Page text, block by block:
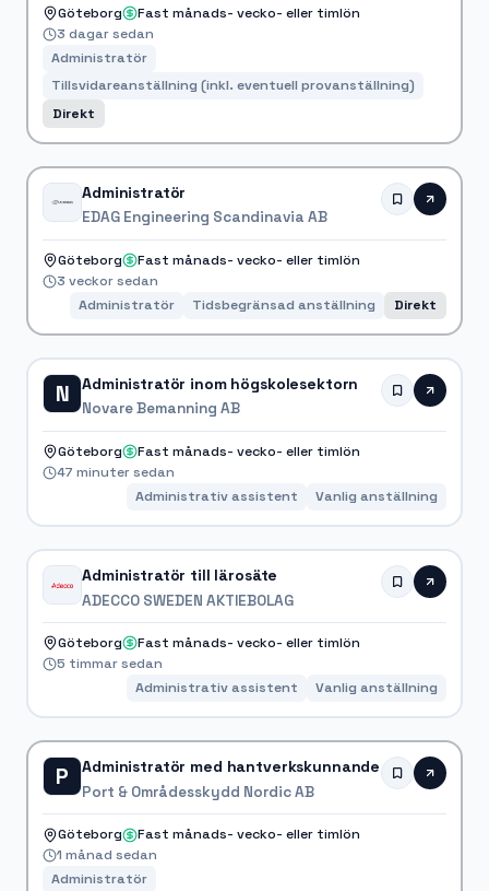
Göteborg
Fast månads- vecko- eller timlön
3 dagar sedan
Administratör
Tillsvidareanställning (inkl. eventuell provanställning)
Direkt
Administratör
EDAG Engineering Scandinavia AB
Göteborg
Fast månads- vecko- eller timlön
3 veckor sedan
Administratör
Tidsbegränsad anställning Direkt
N Administratör inom högskolesektorn
Novare Bemanning AB
Göteborg
Fast månads- vecko- eller timlön
47 minuter sedan
Administrativ assistent
Vanlig anställning
Administratör till lärosäte
ADECCO SWEDEN AKTIEBOLAG
Göteborg
Fast månads- vecko- eller timlön
5 timmar sedan
Administrativ assistent
Vanlig anställning
P Administratör med hantverkskunnande
Port & Områdesskydd Nordic AB
Göteborg
Fast månads- vecko- eller timlön
1 månad sedan
Administratör